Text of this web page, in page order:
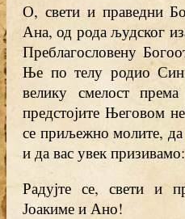
О, свети и праведни
Ана, од рода људског
Преблагословену
Ње по телу родио
велику смелост
предстојите Његовом
се приљежно молите,
и да вас увек призивамо:
Радујте се, свети и
Јоакиме и Ано!